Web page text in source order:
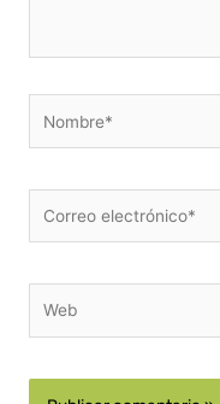
electrónico*